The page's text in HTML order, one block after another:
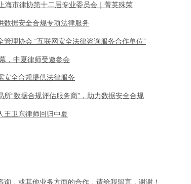
海市律协第十二届专业委员会｜菁英殊荣
数据安全合规专项法律服务
理协会 “互联网安全法律咨询服务合作单位”
，中夏律师受邀参会
安全合规提供法律服务
“数据合规评估服务商”，助力数据安全合规
王卫东律师回归中夏
，或其他业务方面的合作，请给我留言，谢谢！